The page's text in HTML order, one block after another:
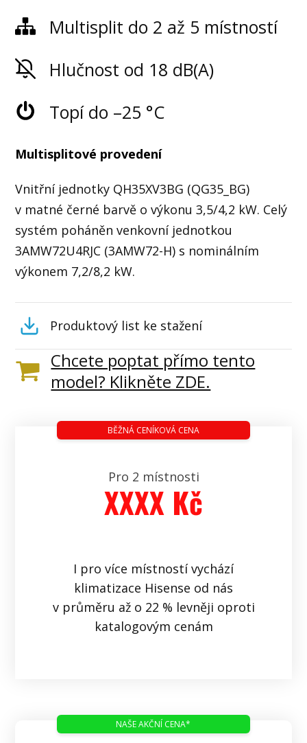
Multisplit do 2 až 5 místností
Hlučnost od 18 dB(A)
Topí do –25 °C
Multisplitové provedení
Vnitřní jednotky QH35XV3BG (QG35_BG)
v matné černé barvě o výkonu 3,5/4,2 kW. Celý
systém poháněn venkovní jednotkou
3AMW72U4RJC (3AMW72-H) s nominálním
výkonem 7,2/8,2 kW.
Produktový list ke stažení
Chcete poptat přímo tento
model? Klikněte ZDE.
Pro 2 místnosti
XXXX Kč
BĚŽNÁ CENÍKOVÁ CENA
I pro více místností vychází
klimatizace Hisense od nás
v průměru až o 22 % levněji oproti
katalogovým cenám
NAŠE AKČNÍ CENA*